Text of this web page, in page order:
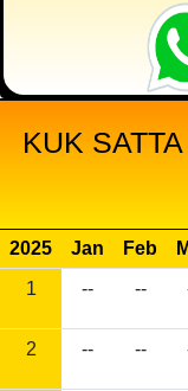
KUK
2025 Jan Feb
1
-- --
2 -- --